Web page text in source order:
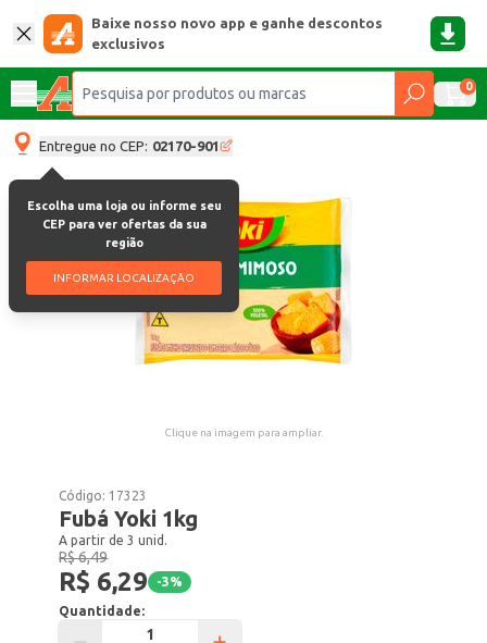
Baixe nosso novo app e ganhe descontos
exclusivos
0
Entregue no CEP: 02170-901
Escolha uma loja ou informe seu
CEP para ver ofertas da sua
região
INFORMAR LOCALIZAÇÃO
Clique na imagem para ampliar.
Código: 17323
Fubá Yoki 1kg
A partir de 3 unid.
R$ 6,49
R$ 6,29 -3%
Quantidade: